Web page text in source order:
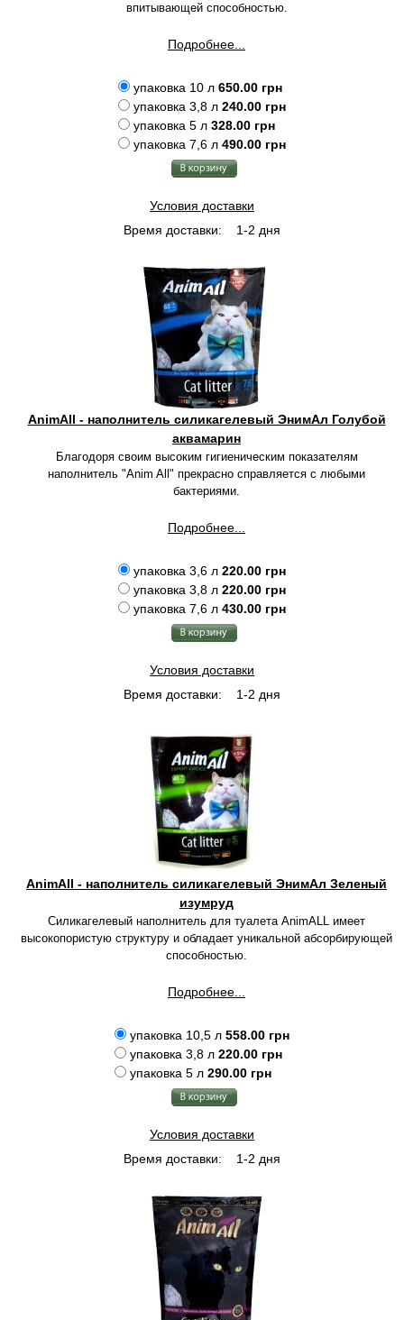
впитывающей способностью.
Подробнее...
упаковка 10 л 650.00 грн
упаковка 3,8 л 240.00 грн
упаковка 5 л 328.00 грн
упаковка 7,6 л 490.00 грн
Условия доставки
Время доставки:
1-2 дня
AnimAll - наполнитель силикагелевый ЭнимАл Голубой
аквамарин
Благодоря своим высоким гигиеническим показателям
наполнитель "Anim All" прекрасно справляется с любыми
бактериями.
Подробнее...
упаковка 3,6 л 220.00 грн
упаковка 3,8 л 220.00 грн
упаковка 7,6 л 430.00 грн
Условия доставки
Время доставки:
1-2 дня
AnimAll - наполнитель силикагелевый ЭнимАл Зеленый
изумруд
Силикагелевый наполнитель для туалета AnimALL имеет
высокопористую структуру и обладает уникальной абсорбирующей
способностью.
Подробнее...
упаковка 10,5 л 558.00 грн
упаковка 3,8 л 220.00 грн
упаковка 5 л 290.00 грн
Условия доставки
Время доставки:
1-2 дня